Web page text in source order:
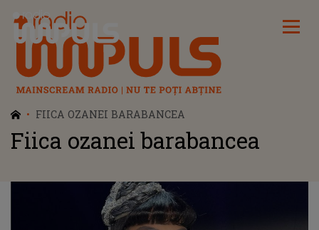
Radio Impuls
FIICA OZANEI BARABANCEA
Fiica ozanei barabancea